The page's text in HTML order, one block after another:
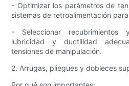
- Optimizar los parámetros de
sistemas de retroalimentación
- Seleccionar
lubricidad y ductilidad
tensiones de manipulación.
2. Arrugas, pliegues y dobleces